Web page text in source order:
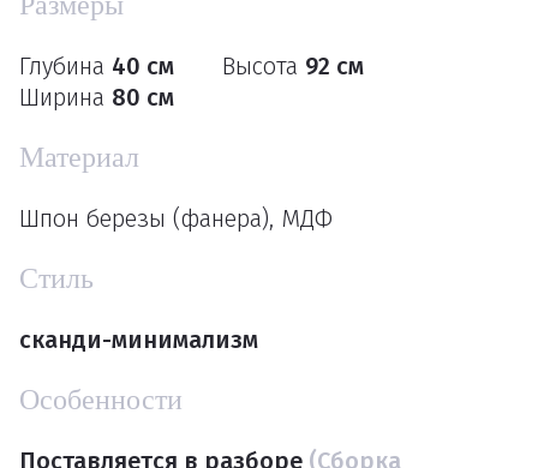
Глубина 40 см Высота 92 см
Ширина 80 см
Материал
Шпон березы (фанера), МДФ
Стиль
сканди-минимализм
Особенности
Поставляется в разборе (Сборка